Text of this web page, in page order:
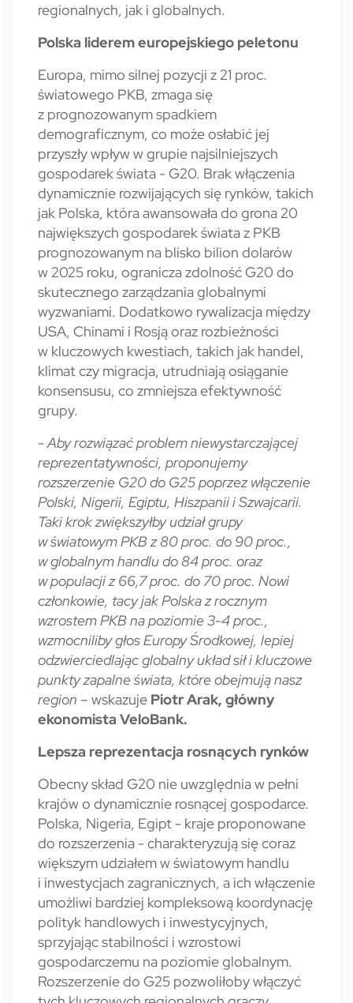
regionalnych, jak i globalnych.
Polska liderem europejskiego peletonu
Europa, mimo silnej pozycji z 21 proc.
światowego PKB, zmaga się
z prognozowanym spadkiem
demograficznym, co może osłabić jej
przyszły wpływ w grupie najsilniejszych
gospodarek świata - G20. Brak włączenia
dynamicznie rozwijających się rynków, takich
jak Polska, która awansowała do grona 20
największych gospodarek świata z PKB
prognozowanym na blisko bilion dolarów
w 2025 roku, ogranicza zdolność G20 do
skutecznego zarządzania globalnymi
wyzwaniami. Dodatkowo rywalizacja między
USA, Chinami i Rosją oraz rozbieżności
w kluczowych kwestiach, takich jak handel,
klimat czy migracja, utrudniają osiąganie
konsensusu, co zmniejsza efektywność
grupy.
- Aby rozwiązać problem niewystarczającej
reprezentatywności, proponujemy
rozszerzenie G20 do G25 poprzez włączenie
Polski, Nigerii, Egiptu, Hiszpanii i Szwajcarii.
Taki krok zwiększyłby udział grupy
w światowym PKB z 80 proc. do 90 proc.,
w globalnym handlu do 84 proc. oraz
w populacji z 66,7 proc. do 70 proc. Nowi
członkowie, tacy jak Polska z rocznym
wzrostem PKB na poziomie 3-4 proc.,
wzmocniliby głos Europy Środkowej, lepiej
odzwierciedlając globalny układ sił i kluczowe
punkty zapalne świata, które obejmują nasz
region – wskazuje Piotr Arak, główny
ekonomista VeloBank.
Lepsza reprezentacja rosnących rynków
Obecny skład G20 nie uwzględnia w pełni
krajów o dynamicznie rosnącej gospodarce.
Polska, Nigeria, Egipt - kraje proponowane
do rozszerzenia - charakteryzują się coraz
większym udziałem w światowym handlu
i inwestycjach zagranicznych, a ich włączenie
umożliwi bardziej kompleksową koordynację
polityk handlowych i inwestycyjnych,
sprzyjając stabilności i wzrostowi
gospodarczemu na poziomie globalnym.
Rozszerzenie do G25 pozwoliłoby włączyć